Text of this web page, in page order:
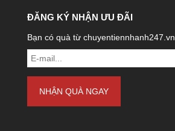
ĐĂNG KÝ NHẬN ƯU ĐÃI
Bạn có quà từ chuyentiennhanh247.vn.
NHẬN QUÀ NGAY